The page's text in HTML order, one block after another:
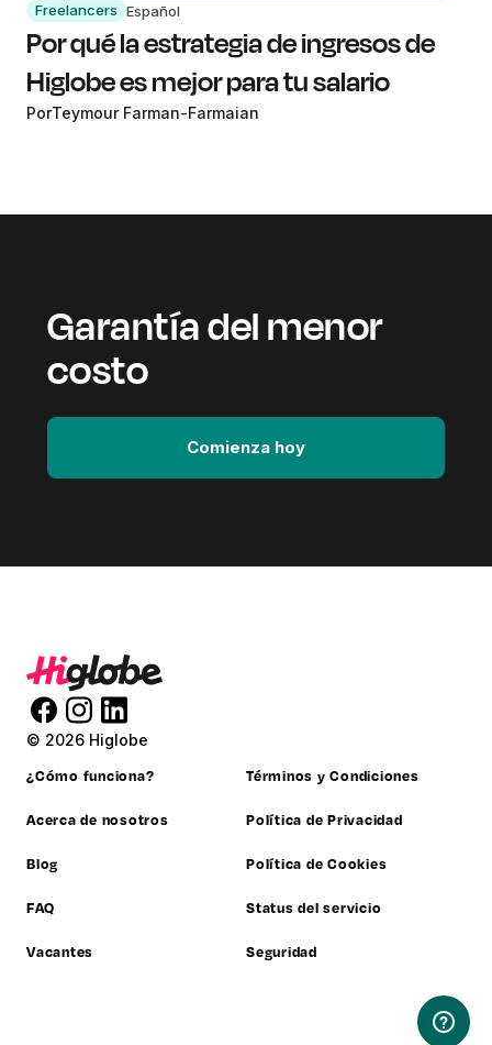
Freelancers Español
Por qué la estrategia de ingresos de
Higlobe es mejor para tu salario
PorTeymour Farman-Farmaian
Garantía del menor
costo
Comienza hoy
© 2026 Higlobe
¿Cómo funciona?
Acerca de nosotros
Blog
FAQ
Vacantes
Términos y Condiciones
Política de Privacidad
Política de Cookies
Status del servicio
Seguridad